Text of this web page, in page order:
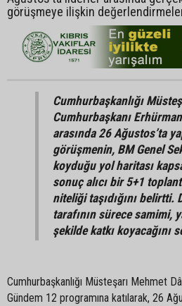
görüşmeye ilişkin
Cumhurbaşkanlığı
Cumhurbaşkanı
arasında 26 Ağustos’ta
görüşmenin, BM Genel
koyduğu yol haritası
sonuç alıcı bir 5+1
niteliği taşıdığını belirtti.
tarafının sürece samimi,
şekilde katkı koyacağını
Cumhurbaşkanlığı Müsteşarı Mehmet
Gündem 12 programına katılarak, 26